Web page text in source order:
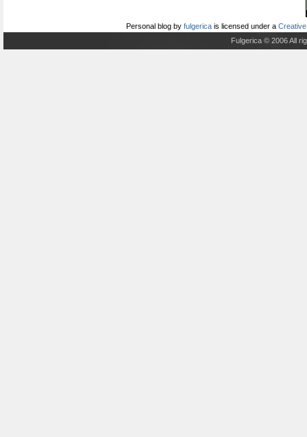
Personal blog by fulgerica is licensed under a
Fulgerica © 2006 All